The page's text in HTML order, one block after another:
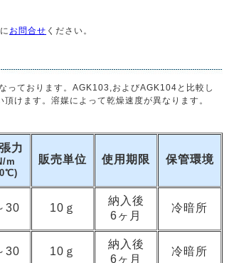
お問合せ ください。
っております。AGK103,およびAGK104と比較し
けます。溶媒によって乾燥速度が異なります。
力
m
販売単位 使用期限 保管環境
30 10ｇ
納入後
6ヶ月
冷暗所
30 10ｇ
納入後
6ヶ月
冷暗所